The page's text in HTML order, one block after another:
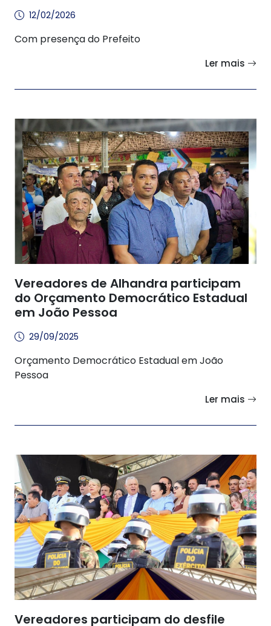
12/02/2026
Com presença do Prefeito
Ler mais
Vereadores de Alhandra participam
do Orçamento Democrático Estadual
em João Pessoa
29/09/2025
Orçamento Democrático Estadual em João
Pessoa
Ler mais
Vereadores participam do desfile